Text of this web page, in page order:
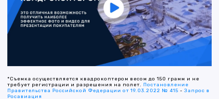
*Съемка осуществляется квадрокоптером весом до 150 грамм и не
требует регистрации и разрешения на полет. Постановление
Правительства Российской Федерации от 19.03.2022 № 415 -Запрос в
Росавиация